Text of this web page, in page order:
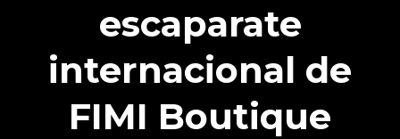
escaparate
internacional de
FIMI Boutique